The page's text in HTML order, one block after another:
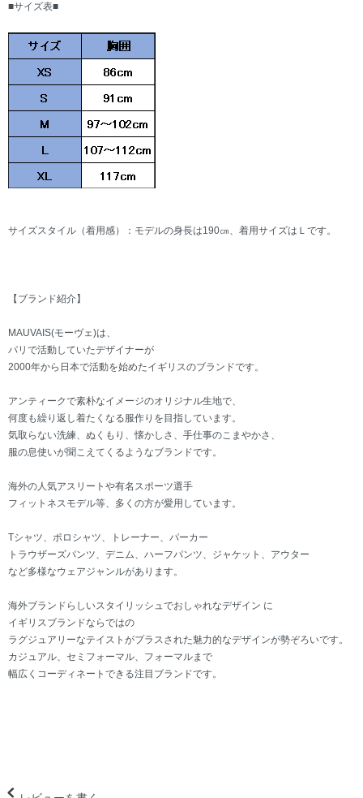
■サイズ表■
サイズスタイル（着用感）：モデルの身長は190㎝、着用サイズはＬです。
【ブランド紹介】
MAUVAIS(モーヴェ)は、
パリで活動していたデザイナーが
2000年から日本で活動を始めたイギリスのブランドです。
アンティークで素朴なイメージのオリジナル生地で、
何度も繰り返し着たくなる服作りを目指しています。
気取らない洗練、ぬくもり、懐かしさ、手仕事のこまやかさ、
服の息使いが聞こえてくるようなブランドです。
海外の人気アスリートや有名スポーツ選手
フィットネスモデル等、多くの方が愛用しています。
Tシャツ、ポロシャツ、トレーナー、パーカー
トラウザーズパンツ、デニム、ハーフパンツ、ジャケット、アウター
など多様なウェアジャンルがあります。
海外ブランドらしいスタイリッシュでおしゃれなデザイン に
イギリスブランドならではの
ラグジュアリーなテイストがプラスされた魅力的なデザインが勢ぞろいです。
カジュアル、セミフォーマル、フォーマルまで
幅広くコーディネートできる注目ブランドです。